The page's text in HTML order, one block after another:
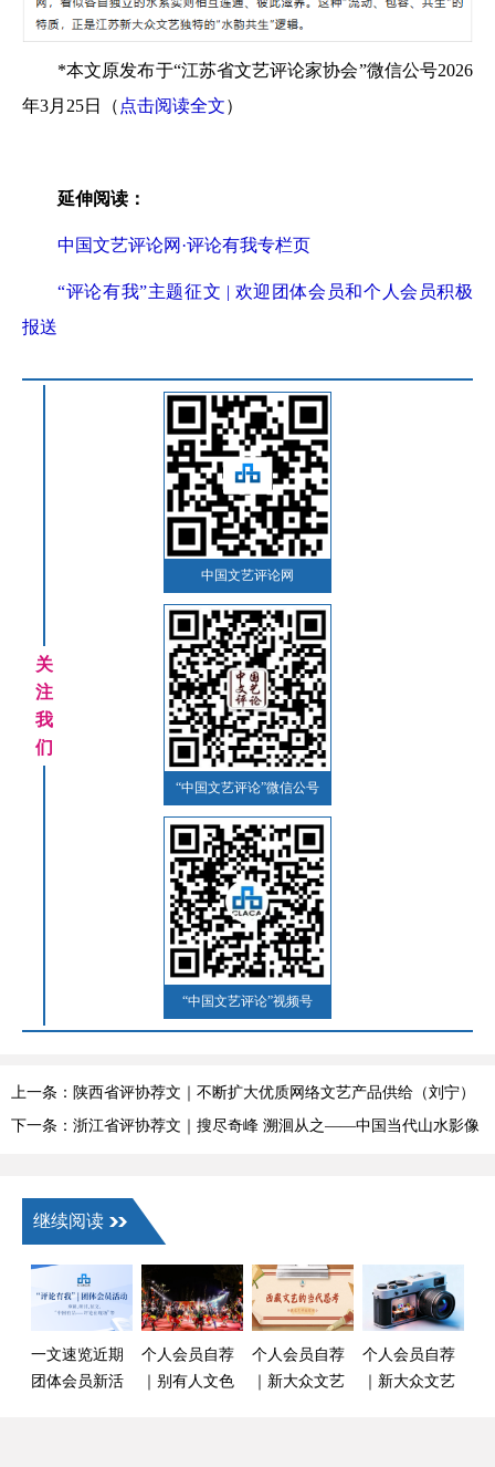
*本文原发布于“江苏省文艺评论家协会”微信公号2026
年3月25日（ 点击阅读全文）
延伸阅读：
中国文艺评论网·评论有我专栏页
“评论有我”主题征文 | 欢迎团体会员和个人会员积极
报送
关
注
我
们
中国文艺评论网
“中国文艺评论”微信公号
“中国文艺评论”视频号
上一条：陕西省评协荐文｜不断扩大优质网络文艺产品供给（刘宁）
下一条：浙江省评协荐文｜搜尽奇峰 溯洄从之——中国当代山水影像
继续阅读
一文速览近期
团体会员新活
个人会员自荐
｜别有人文色
个人会员自荐
｜新大众文艺
个人会员自荐
｜新大众文艺